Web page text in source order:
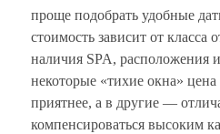
проще подобрать удобные
стоимость зависит от класса
наличия SPA, расположения
некоторые «тихие окна»
приятнее, а в другие —
компенсироваться высоким